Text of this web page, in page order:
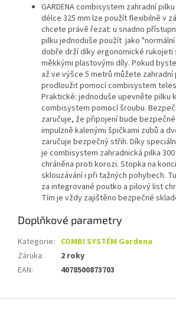
GARDENA combisystem zahradní
délce 325 mm lze použít flexibilně v
chcete právě řezat: u snadno
pilku jednoduše použít jako "normální
dobře drží díky ergonomické rukojeti
měkkými plastovými díly. Pokud
až ve výšce 5 metrů můžete
prodloužit pomocí combisystem
Praktické: jednoduše upevněte pilku
combisystem pomocí šroubu.
zaručuje, že připojení bude
impulzně kalenými špičkami zubů a
zaručuje bezpečný střih. Díky
je combisystem zahradnická pilka 300
chráněna proti korozi. Stopka na
sklouzávání i při tažných pohybech.
za integrované poutko a pilový list
Tím je vždy zajištěno bezpečné
Doplňkové parametry
Kategorie: COMBI SYSTÉM Gardena
Záruka:
2 roky
EAN: 4078500873703